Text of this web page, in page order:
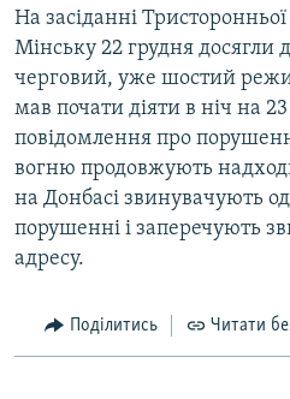
На засіданні
Мінську 22 грудня досягли
черговий, уже шостий
мав почати діяти в ніч на
повідомлення про
вогню продовжують
на Донбасі звинувачують
порушенні і заперечують
адресу.
Поділитись Читати